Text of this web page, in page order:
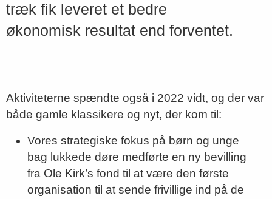
træk fik leveret et bedre
økonomisk resultat end forventet.
Aktiviteterne spændte også i 2022 vidt, og der var
både gamle klassikere og nyt, der kom til:
Vores strategiske fokus på børn og unge
bag lukkede døre medførte en ny bevilling
fra Ole Kirk’s fond til at være den første
organisation til at sende frivillige ind på de